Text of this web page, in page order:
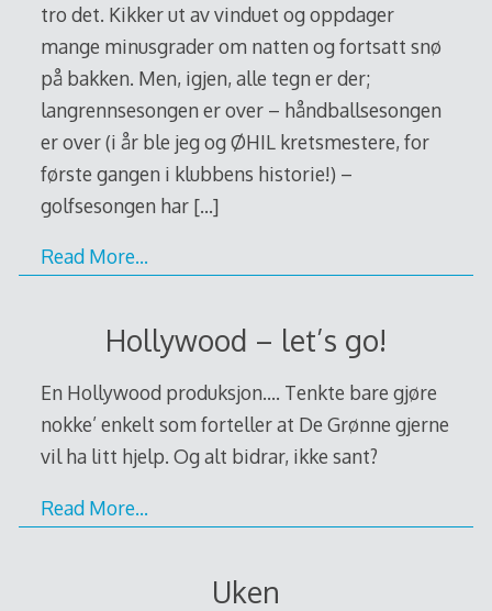
tro det. Kikker ut av vinduet og oppdager
mange minusgrader om natten og fortsatt snø
på bakken. Men, igjen, alle tegn er der;
langrennsesongen er over – håndballsesongen
er over (i år ble jeg og ØHIL kretsmestere, for
første gangen i klubbens historie!) –
golfsesongen har […]
Read More…
Hollywood – let’s go!
En Hollywood produksjon…. Tenkte bare gjøre
nokke’ enkelt som forteller at De Grønne gjerne
vil ha litt hjelp. Og alt bidrar, ikke sant?
Read More…
Uken